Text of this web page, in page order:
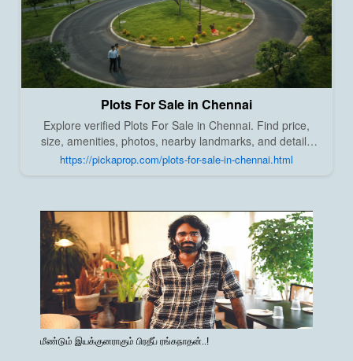
Plots For Sale in Chennai
Explore verified Plots For Sale in Chennai. Find price,
size, amenities, photos, nearby landmarks, and details
from trusted builders, agents, and owners on Pick A
Prop;
https://pickaprop.com/plots-for-sale-in-chennai.html
மீண்டும் இயக்குனராகும் பிரதீப் ரங்கநாதன்..!